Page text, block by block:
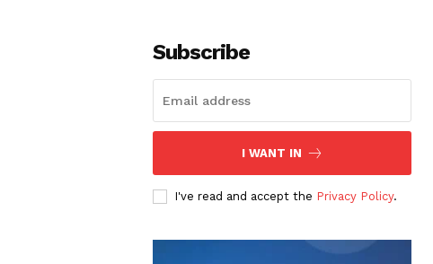
Subscribe
I WANT IN
I've read and accept the Privacy Policy.